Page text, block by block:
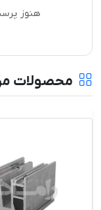
هنوز
محصولات